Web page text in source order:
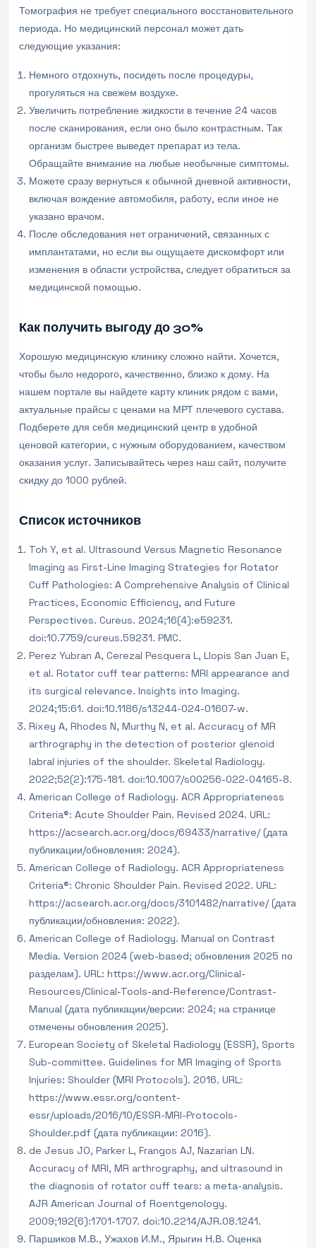
Томография не требует специального восстановительного
периода. Но медицинский персонал может дать
следующие указания:
Немного отдохнуть, посидеть после процедуры,
прогуляться на свежем воздухе.
Увеличить потребление жидкости в течение 24 часов
после сканирования, если оно было контрастным. Так
организм быстрее выведет препарат из тела.
Обращайте внимание на любые необычные симптомы.
Можете сразу вернуться к обычной дневной активности,
включая вождение автомобиля, работу, если иное не
указано врачом.
После обследования нет ограничений, связанных с
имплантатами, но если вы ощущаете дискомфорт или
изменения в области устройства, следует обратиться за
медицинской помощью.
Как получить выгоду до 30%
Хорошую медицинскую клинику сложно найти. Хочется,
чтобы было недорого, качественно, близко к дому. На
нашем портале вы найдете карту клиник рядом с вами,
актуальные прайсы с ценами на МРТ плечевого сустава.
Подберете для себя медицинский центр в удобной
ценовой категории, с нужным оборудованием, качеством
оказания услуг. Записывайтесь через наш сайт, получите
скидку до 1000 рублей.
Список источников
Toh Y, et al. Ultrasound Versus Magnetic Resonance
Imaging as First-Line Imaging Strategies for Rotator
Cuff Pathologies: A Comprehensive Analysis of Clinical
Practices, Economic Efficiency, and Future
Perspectives. Cureus. 2024;16(4):e59231.
doi:10.7759/cureus.59231. PMC.
Perez Yubran A, Cerezal Pesquera L, Llopis San Juan E,
et al. Rotator cuff tear patterns: MRI appearance and
its surgical relevance. Insights into Imaging.
2024;15:61. doi:10.1186/s13244-024-01607-w.
Rixey A, Rhodes N, Murthy N, et al. Accuracy of MR
arthrography in the detection of posterior glenoid
labral injuries of the shoulder. Skeletal Radiology.
2022;52(2):175-181. doi:10.1007/s00256-022-04165-8.
American College of Radiology. ACR Appropriateness
Criteria®: Acute Shoulder Pain. Revised 2024. URL:
https://acsearch.acr.org/docs/69433/narrative/ (дата
публикации/обновления: 2024).
American College of Radiology. ACR Appropriateness
Criteria®: Chronic Shoulder Pain. Revised 2022. URL:
https://acsearch.acr.org/docs/3101482/narrative/ (дата
публикации/обновления: 2022).
American College of Radiology. Manual on Contrast
Media. Version 2024 (web-based; обновления 2025 по
разделам). URL: https://www.acr.org/Clinical-
Resources/Clinical-Tools-and-Reference/Contrast-
Manual (дата публикации/версии: 2024; на странице
отмечены обновления 2025).
European Society of Skeletal Radiology (ESSR), Sports
Sub-committee. Guidelines for MR Imaging of Sports
Injuries: Shoulder (MRI Protocols). 2016. URL:
https://www.essr.org/content-
essr/uploads/2016/10/ESSR-MRI-Protocols-
Shoulder.pdf (дата публикации: 2016).
de Jesus JO, Parker L, Frangos AJ, Nazarian LN.
Accuracy of MRI, MR arthrography, and ultrasound in
the diagnosis of rotator cuff tears: a meta-analysis.
AJR American Journal of Roentgenology.
2009;192(6):1701-1707. doi:10.2214/AJR.08.1241.
Паршиков М.В., Ужахов И.М., Ярыгин Н.В. Оценка